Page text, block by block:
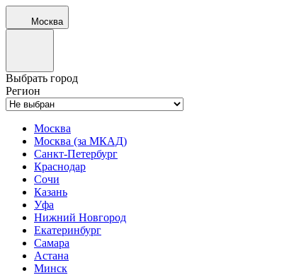
Москва
Выбрать город
Регион
Москва
Москва (за МКАД)
Санкт-Петербург
Краснодар
Сочи
Казань
Уфа
Нижний Новгород
Екатеринбург
Самара
Астана
Минск